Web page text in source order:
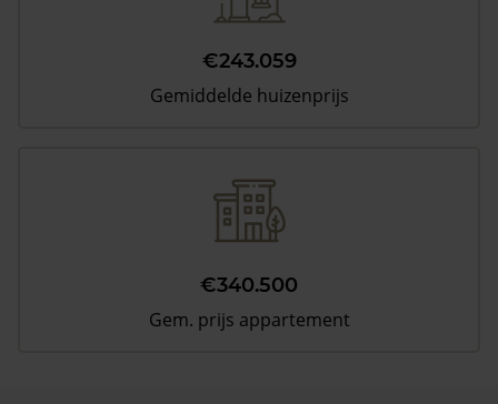
€243.059
Gemiddelde huizenprijs
€340.500
Gem. prijs appartement